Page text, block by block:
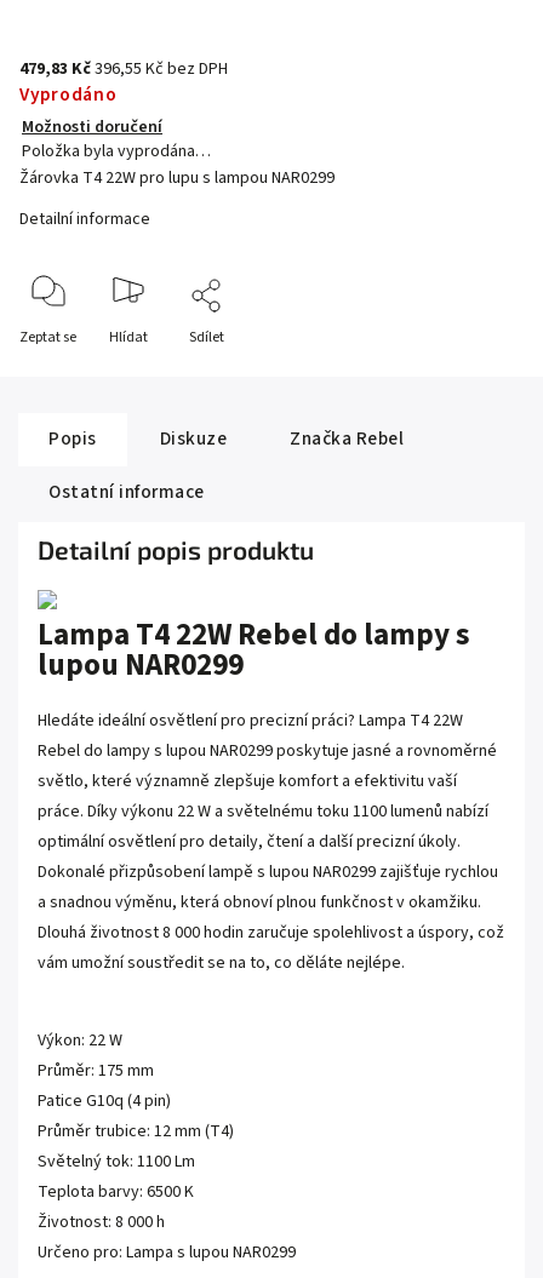
479,83 Kč396,55 Kč bez DPH
Vyprodáno
Možnosti doručení
Položka byla vyprodána…
Žárovka T4 22W pro lupu s lampou NAR0299
Detailní informace
Zeptat se Hlídat Sdílet
Popis Diskuze Značka Rebel
Ostatní informace
Detailní popis produktu
Lampa T4 22W Rebel do lampy s
lupou NAR0299
Hledáte ideální osvětlení pro precizní práci? Lampa T4 22W
Rebel do lampy s lupou NAR0299 poskytuje jasné a rovnoměrné
světlo, které významně zlepšuje komfort a efektivitu vaší
práce. Díky výkonu 22 W a světelnému toku 1100 lumenů nabízí
optimální osvětlení pro detaily, čtení a další precizní úkoly.
Dokonalé přizpůsobení lampě s lupou NAR0299 zajišťuje rychlou
a snadnou výměnu, která obnoví plnou funkčnost v okamžiku.
Dlouhá životnost 8 000 hodin zaručuje spolehlivost a úspory, což
vám umožní soustředit se na to, co děláte nejlépe.
Výkon: 22 W
Průměr: 175 mm
Patice G10q (4 pin)
Průměr trubice: 12 mm (T4)
Světelný tok: 1100 Lm
Teplota barvy: 6500 K
Životnost: 8 000 h
Určeno pro: Lampa s lupou NAR0299